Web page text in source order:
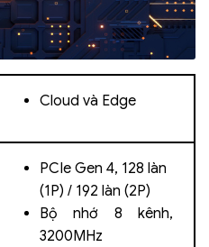
Cloud và Edge
PCIe Gen 4, 128 làn
(1P) / 192 làn (2P)
Bộ nhớ 8 kênh,
3200MHz